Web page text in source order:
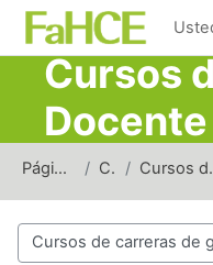
Salta al contenido principal
Cursos
Docente
Página Principal Cursos
Categorías